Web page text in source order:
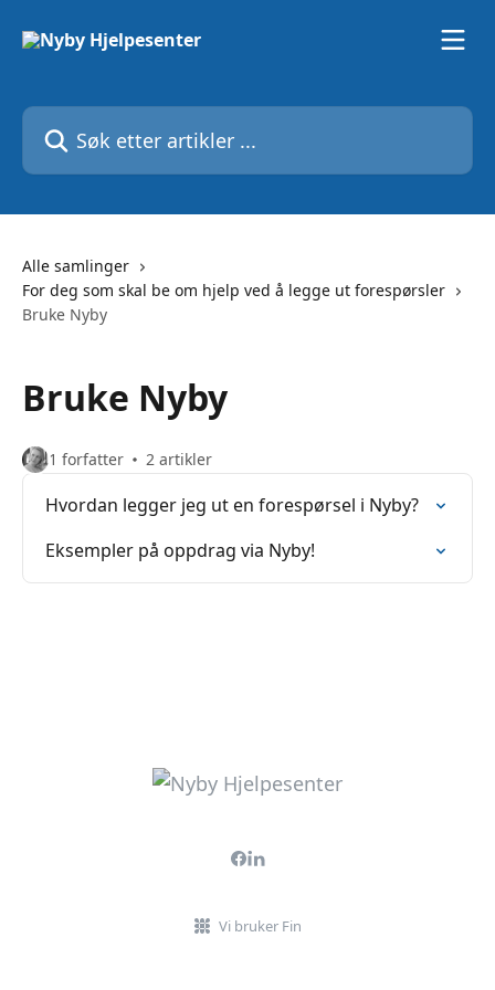
Søk etter artikler ...
Alle samlinger
For deg som skal be om hjelp ved å legge ut forespørsler
Bruke Nyby
Bruke Nyby
1 forfatter 2 artikler
Hvordan legger jeg ut en forespørsel i Nyby?
Eksempler på oppdrag via Nyby!
Vi bruker Fin